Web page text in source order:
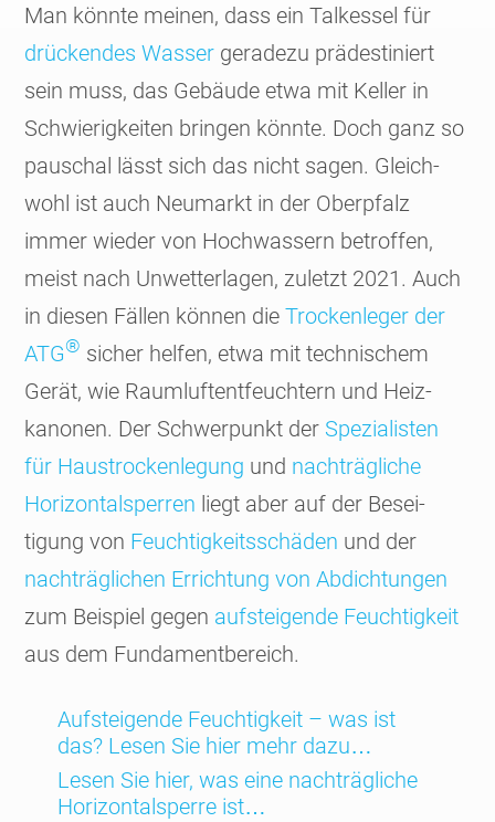
Man könnte meinen, dass ein Tal­kessel für
drückendes Wasser geradezu prädes­tiniert
sein muss, das Gebäude etwa mit Keller in
Schwie­rig­keiten bringen könnte. Doch ganz so
pauschal lässt sich das nicht sagen. Gleich­
wohl ist auch Neumarkt in der Ober­pfalz
immer wieder von Hoch­wassern betroffen,
meist nach Unwetter­lagen, zuletzt 2021. Auch
in diesen Fällen können dieTrocken­leger der
ATG® sicher helfen, etwa mit tech­nischem
Gerät, wie Raumluft­ent­feuchtern und Heiz­
kanonen. Der Schwer­punkt der Spezia­listen
für Haus­trocken­legung und nach­träg­liche
Hori­zontal­sperren liegt aber auf der Besei­
tigung von Feuchtig­keits­schäden und der
nachträg­lichen Errich­tung von Abdich­tungen
zum Beispiel gegen aufstei­gende Feuchtig­keit
aus dem Funda­ment­bereich.
Aufstei­gende Feuch­tig­keit – was ist
das? Lesen Sie hier mehr dazu…
Lesen Sie hier, was eine nach­träg­liche
Hori­zontal­sperre ist…